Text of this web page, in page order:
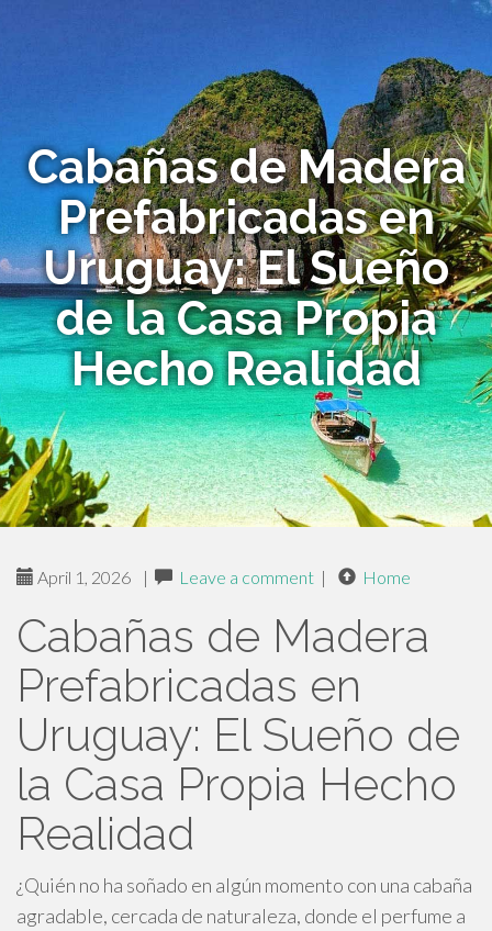
Cabañas de Madera
Prefabricadas en
Uruguay: El Sueño
de la Casa Propia
Hecho Realidad
April 1, 2026 | Leave a comment | Home
Cabañas de Madera
Prefabricadas en
Uruguay: El Sueño de
la Casa Propia Hecho
Realidad
¿Quién no ha soñado en algún momento con una cabaña
agradable, cercada de naturaleza, donde el perfume a